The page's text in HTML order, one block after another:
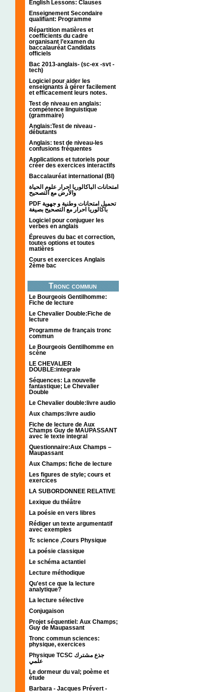
English Lessons: Clauses
Enseignement Secondaire
qualifiant: Programme
Répartition matières et
coefficients du cadre
organisant l’examen du
baccalauréat Candidats
officiels
Bac 2013-anglais- (sc-ex -svt -
tech)
Logiciel pour aider les
enseignants à gérer facilement
et efficacement leurs notes.
Test de niveau en anglais:
compétence linguistique
(grammaire)
Anglais:Test de niveau -
débutants
Anglais: test de niveau-les
confusions fréquentes
Applications et tutoriels pour
créer des exercices interactifs
Baccalauréat international (BI)
امتحانات الباكالوريا احرار علوم الحياة
والأرض مع التصحيح
PDF تحميل امتحانات وطنية و جهوية
باكالوريا احرار مع التصحيح بصيغة
Logiciel pour conjuguer les
verbes en anglais
Épreuves du bac et correction,
toutes options et toutes
matières
Cours et exercices Anglais
2ème bac
Tronc commun
Le Bourgeois Gentilhomme:
Fiche de lecture
Le Chevalier Double:Fiche de
lecture
Programme de français tronc
commun
Le Bourgeois Gentilhomme en
scène
LE CHEVALIER
DOUBLE:integrale
Séquences: La nouvelle
fantastique; Le Chevalier
Double
Le Chevalier double:livre audio
Aux champs:livre audio
Fiche de lecture de Aux
Champs Guy de MAUPASSANT
avec le texte integral
Questionnaire:Aux Champs –
Maupassant
Aux Champs: fiche de lecture
Les figures de style; cours et
exercices
LA SUBORDONNEE RELATIVE
Lexique du théâtre
La poésie en vers libres
Rédiger un texte argumentatif
avec exemples
Tc science ,Cours Physique
La poésie classique
Le schéma actantiel
Lecture méthodique
Qu'est ce que la lecture
analytique?
La lecture sélective
Conjugaison
Projet séquentiel: Aux Champs;
Guy de Maupassant
Tronc commun sciences:
physique, exercices
Physique TCSC جذع مشترك
علمي
Le dormeur du val; poème et
étude
Barbara - Jacques Prévert -